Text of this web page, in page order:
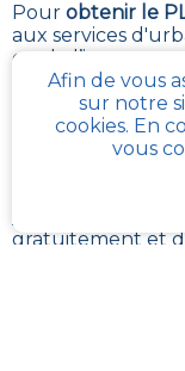
Pour obtenir le
aux services
ou de
française a pour
du publique, le
départementaux
contrôler la
d’urbanisme et
gratuitement et
Afin de vous
sur notre
cookies. En
vous